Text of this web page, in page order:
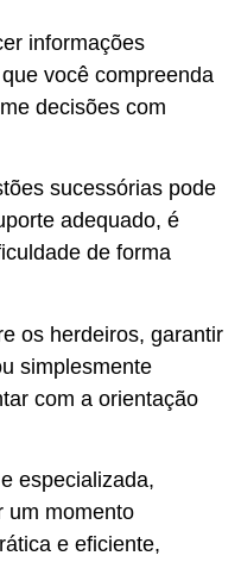
informações
você compreenda
decisões com
sucessórias pode
adequado, é
de forma
os herdeiros, garantir
simplesmente
com a orientação
especializada,
um momento
e eficiente,